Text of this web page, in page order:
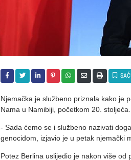
Njemačka je službeno priznala kako je
Nama u Namibiji, početkom 20. stoljeća.
- Sada ćemo se i službeno nazivati
genocidom, izjavio je u petak njemački
Potez Berlina uslijedio je nakon više